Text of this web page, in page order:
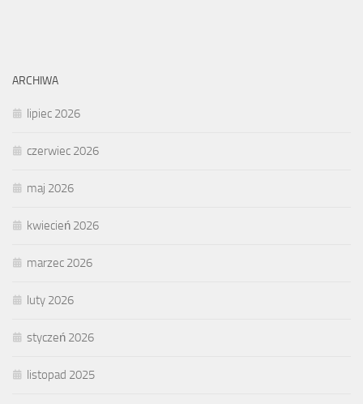
ARCHIWA
lipiec 2026
czerwiec 2026
maj 2026
kwiecień 2026
marzec 2026
luty 2026
styczeń 2026
listopad 2025